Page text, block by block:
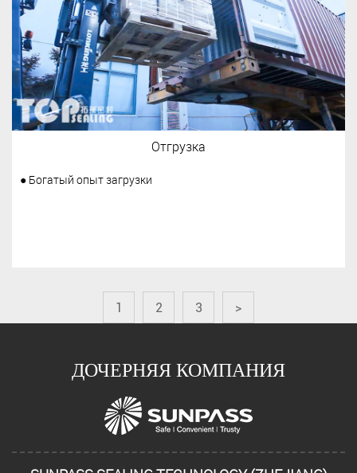
Отгрузка
● Богатый опыт загрузки
1 2 3 >
ДОЧЕРНЯЯ КОМПАНИЯ